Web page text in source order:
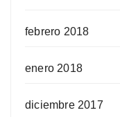
febrero 2018
enero 2018
diciembre 2017